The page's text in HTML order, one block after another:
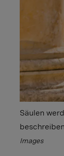
Säulen
Images